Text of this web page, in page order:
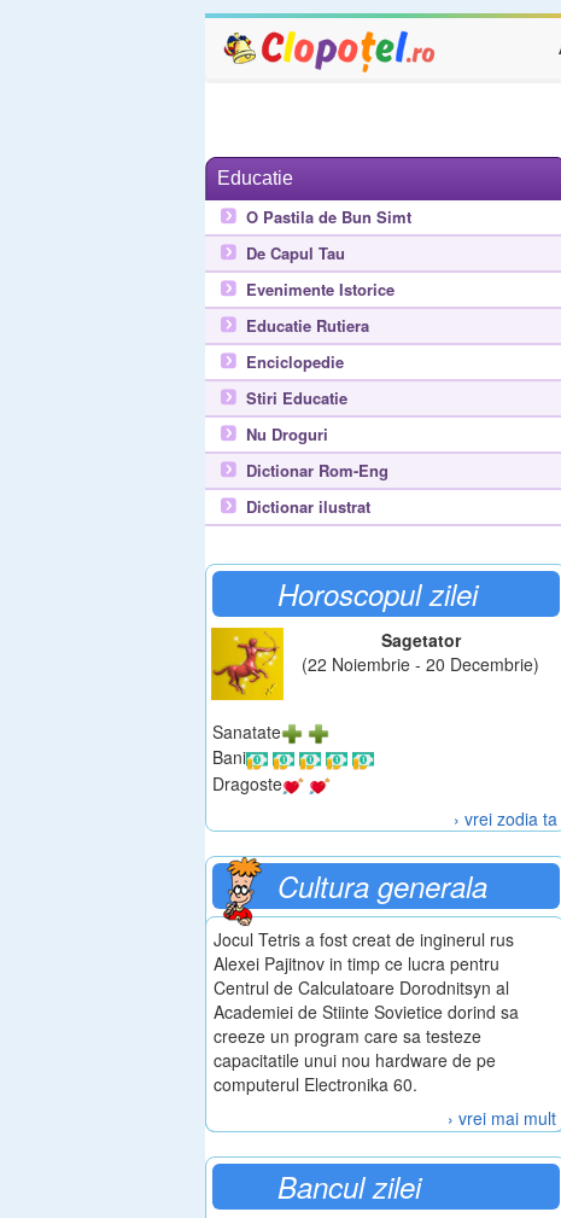
Educatie
O Pastila de Bun Simt
De Capul Tau
Evenimente Istorice
Educatie Rutiera
Enciclopedie
Stiri Educatie
Nu Droguri
Dictionar Rom-Eng
Dictionar ilustrat
Horoscopul zilei
Sagetator
(22 Noiembrie - 20 Decembrie)
Sanatate
Bani
Dragoste
› vrei zodia ta
Cultura generala
Jocul Tetris a fost creat de inginerul rus
Alexei Pajitnov in timp ce lucra pentru
Centrul de Calculatoare Dorodnitsyn al
Academiei de Stiinte Sovietice dorind sa
creeze un program care sa testeze
capacitatile unui nou hardware de pe
computerul Electronika 60.
› vrei mai mult
Bancul zilei